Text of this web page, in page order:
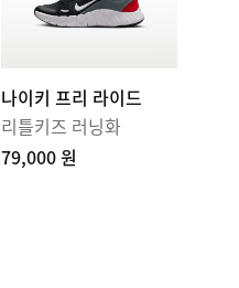
나이키 프리 라이드
리틀키즈 러닝화
79,000 원